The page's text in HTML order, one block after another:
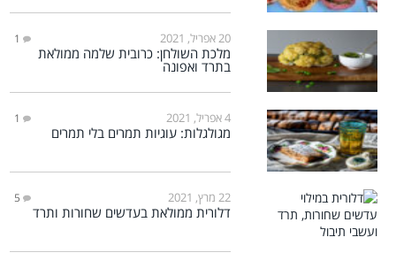
20 אפריל, 2021 1
מלכת השולחן: כרובית שלמה ממולאת
בתרד ואפונה
4 אפריל, 2021 1
מגולגלות: עוגיות תמרים בלי תמרים
22 מרץ, 2021 5
דלורית ממולאת בעדשים שחורות ותרד